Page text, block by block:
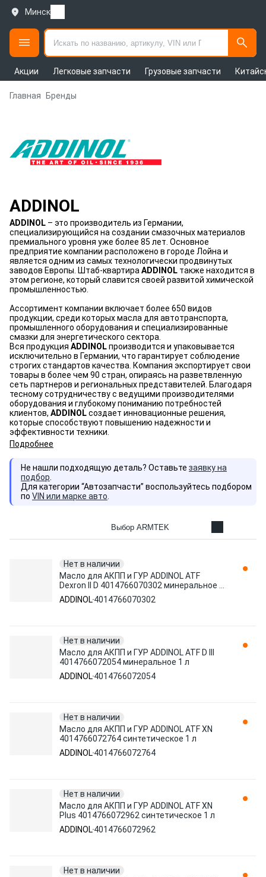
Минск
Акции Легковые запчасти Грузовые запчасти
Главная Бренды
ADDINOL
ADDINOL – это производитель из Германии,
специализирующийся на создании смазочных материалов
премиального уровня уже более 85 лет. Основное
предприятие компании расположено в городе Лойна и
является одним из самых технологически продвинутых
заводов Европы. Штаб-квартира ADDINOL также находится в
этом регионе, который славится своей развитой химической
промышленностью.
Ассортимент компании включает более 650 видов
продукции, среди которых масла для автотранспорта,
промышленного оборудования и специализированные
смазки для энергетического сектора.
Вся продукция ADDINOLпроизводится и упаковывается
исключительно в Германии, что гарантирует соблюдение
строгих стандартов качества. Компания экспортирует свои
товары в более чем 90 стран, опираясь на разветвленную
сеть партнеров и региональных представителей. Благодаря
тесному сотрудничеству с ведущими производителями
оборудования и глубокому пониманию потребностей
клиентов, ADDINOLсоздает инновационные решения,
которые способствуют повышению надежности и
эффективности техники.
Подробнее
Не нашли подходящую деталь? Оставьте заявку на
подбор
Для категории “Автозапчасти” воспользуйтесь подбором
по VIN или марке авто
Выбор ARMTEK
Нет в наличии
Масло для АКПП и ГУР ADDINOL ATF
Dexron II D 4014766070302 минеральное 1
л
ADDINOL4014766070302
Нет в наличии
Масло для АКПП и ГУР ADDINOL ATF D III
4014766072054 минеральное 1 л
ADDINOL4014766072054
Нет в наличии
Масло для АКПП и ГУР ADDINOL ATF XN
4014766072764 синтетическое 1 л
ADDINOL4014766072764
Нет в наличии
Масло для АКПП и ГУР ADDINOL ATF XN
Plus 4014766072962 синтетическое 1 л
ADDINOL4014766072962
Нет в наличии